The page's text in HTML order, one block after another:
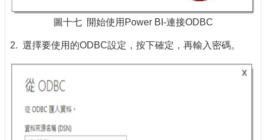
圖十七 開始使用Power BI-連接ODBC
2. 選擇要使用的ODBC設定，按下確定，再輸入密碼。